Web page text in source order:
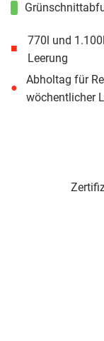
■
770l und
Leerung
●
Abholtag für
wöchentlicher